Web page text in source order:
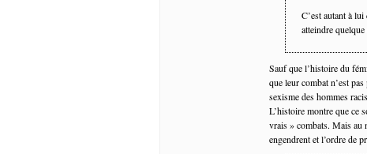
C’est autant à
atteindre
Sauf que l’histoire du
que leur combat n’est
sexisme des hommes
L’histoire montre que ce
vrais » combats. Mais au
engendrent et l’ordre de